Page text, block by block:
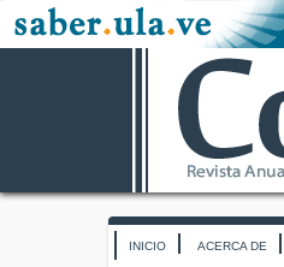
INICIO ACERCA DE